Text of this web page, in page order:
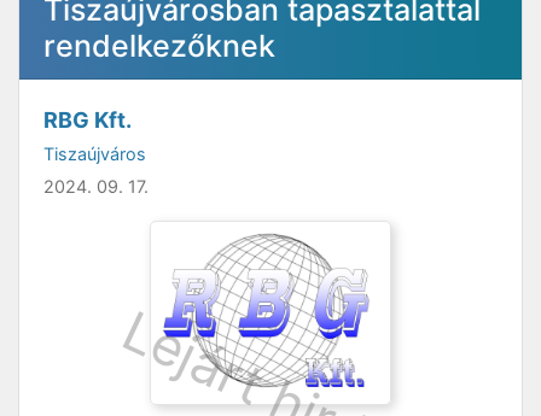
Tiszaújvárosban tapasztalattal
rendelkezőknek
RBG Kft.
Tiszaújváros
2024. 09. 17.